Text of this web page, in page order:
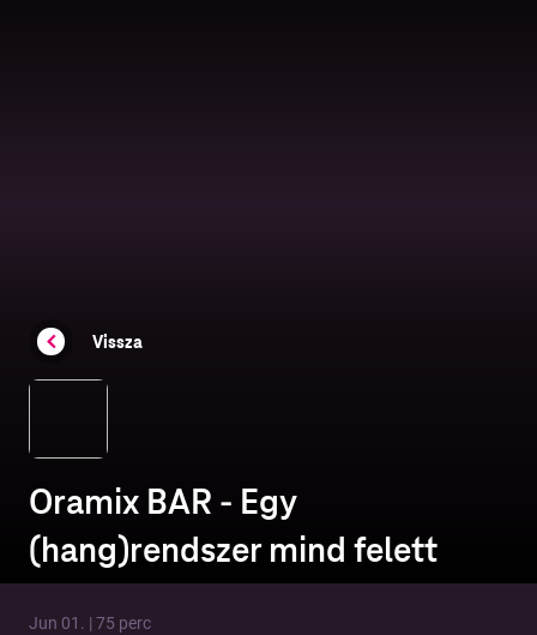
Vissza
Oramix BAR - Egy
(hang)rendszer mind felett
Jun 01. | 75 perc